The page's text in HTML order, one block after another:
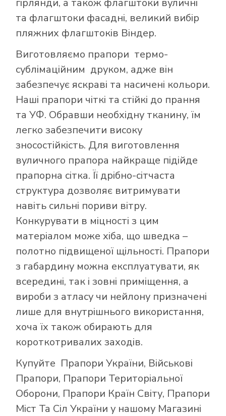
гірлянди, а також флагштоки вуличні
та флагштоки фасадні, великий вибір
пляжних флагштоків Віндер.
Виготовляємо прапори термо-
сублімаційним друком, адже він
забезпечує яскраві та насичені кольори.
Наші прапори чіткі та стійкі до прання
та УФ. Обравши необхідну тканину, їм
легко забезпечити високу
зносостійкість. Для виготовлення
вуличного прапора найкраще підійде
прапорна сітка. Її дрібно-сітчаста
структура дозволяє витримувати
навіть сильні пориви вітру.
Конкурувати в міцності з цим
матеріалом може хіба, що шведка –
полотно підвищеної щільності. Прапори
з габардину можна експлуатувати, як
всередині, так і зовні приміщення, а
вироби з атласу чи нейлону призначені
лише для внутрішнього використання,
хоча їх також обирають для
короткотривалих заходів.
Купуйте Прапори України, Військові
Прапори, Прапори Територіальної
Оборони, Прапори Країн Світу, Прапори
Міст Та Сіл України у нашому Магазині